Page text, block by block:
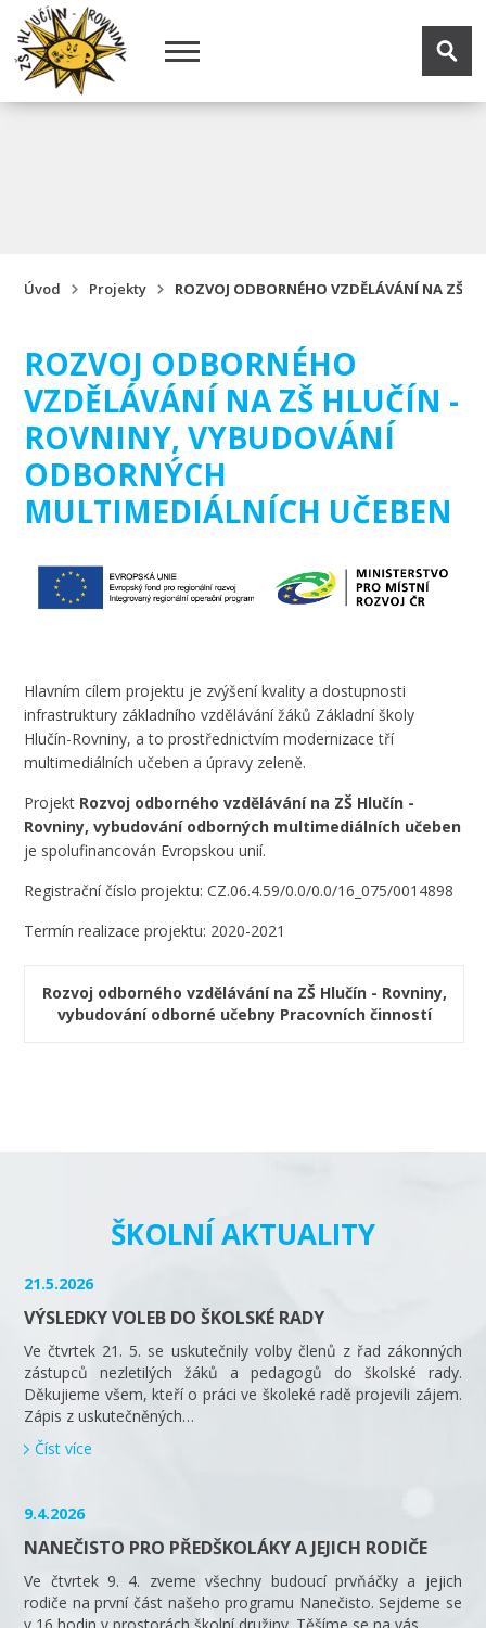
Úvod Projekty ROZVOJ ODBORNÉHO VZDĚLÁVÁNÍ NA ZŠ
ROZVOJ ODBORNÉHO
VZDĚLÁVÁNÍ NA ZŠ HLUČÍN -
ROVNINY, VYBUDOVÁNÍ
ODBORNÝCH
MULTIMEDIÁLNÍCH UČEBEN
Hlavním cílem projektu je zvýšení kvality a dostupnosti
infrastruktury základního vzdělávání žáků Základní školy
Hlučín-Rovniny, a to prostřednictvím modernizace tří
multimediálních učeben a úpravy zeleně.
Projekt Rozvoj odborného vzdělávání na ZŠ Hlučín -
Rovniny, vybudování odborných multimediálních učeben
je spolufinancován Evropskou unií.
Registrační číslo projektu: CZ.06.4.59/0.0/0.0/16_075/0014898
Termín realizace projektu: 2020-2021
Rozvoj odborného vzdělávání na ZŠ Hlučín - Rovniny,
vybudování odborné učebny Pracovních činností
ŠKOLNÍ AKTUALITY
21.5.2026
VÝSLEDKY VOLEB DO ŠKOLSKÉ RADY
Ve čtvrtek 21. 5. se uskutečnily volby členů z řad zákonných
zástupců nezletilých žáků a pedagogů do školské rady.
Děkujieme všem, kteří o práci ve školeké radě projevili zájem.
Zápis z uskutečněných…
Číst více
9.4.2026
NANEČISTO PRO PŘEDŠKOLÁKY A JEJICH RODIČE
Ve čtvrtek 9. 4. zveme všechny budoucí prvňáčky a jejich
rodiče na první část našeho programu Nanečisto. Sejdeme se